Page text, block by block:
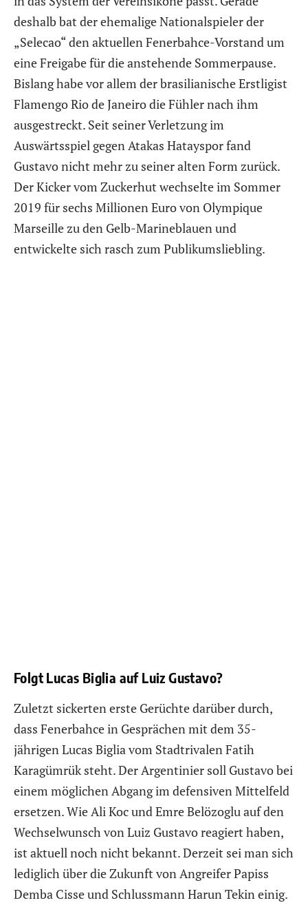
deshalb bat der ehemalige Nationalspieler der
„Selecao“ den aktuellen Fenerbahce-Vorstand um
eine Freigabe für die anstehende Sommerpause.
Bislang habe vor allem der brasilianische Erstligist
Flamengo Rio de Janeiro die Fühler nach ihm
ausgestreckt. Seit seiner Verletzung im
Auswärtsspiel gegen Atakas Hatayspor fand
Gustavo nicht mehr zu seiner alten Form zurück.
Der Kicker vom Zuckerhut wechselte im Sommer
2019 für sechs Millionen Euro von Olympique
Marseille zu den Gelb-Marineblauen und
entwickelte sich rasch zum Publikumsliebling.
Folgt Lucas Biglia auf Luiz Gustavo?
Zuletzt sickerten erste Gerüchte darüber durch,
dass Fenerbahce in Gesprächen mit dem 35-
jährigen Lucas Biglia vom Stadtrivalen Fatih
Karagümrük steht. Der Argentinier soll Gustavo bei
einem möglichen Abgang im defensiven Mittelfeld
ersetzen. Wie Ali Koc und Emre Belözoglu auf den
Wechselwunsch von Luiz Gustavo reagiert haben,
ist aktuell noch nicht bekannt. Derzeit sei man sich
lediglich über die Zukunft von Angreifer Papiss
Demba Cisse und Schlussmann Harun Tekin einig.